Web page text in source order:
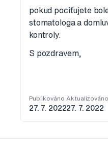
pokud pociťujete
stomatologa a
kontroly.
S pozdravem,
Publikováno
27. 7. 2022
Aktualizováno
27. 7. 2022